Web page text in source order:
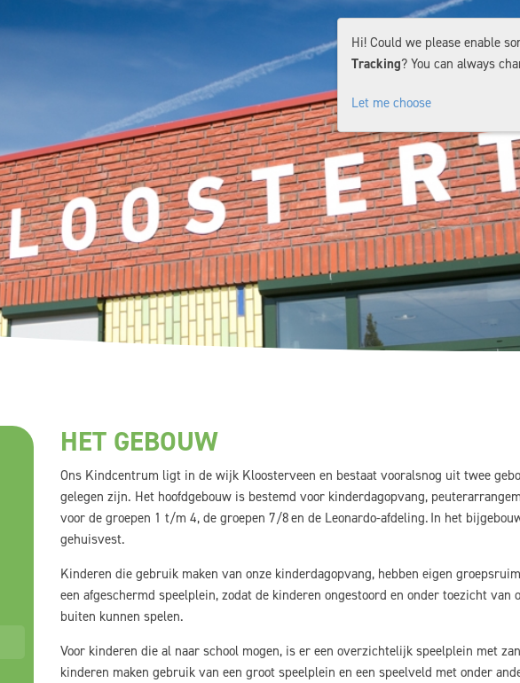
HET GEBOUW
Ons Kindcentrum ligt in de wijk Kloosterveen en bestaat vooralsnog uit twee
gelegen zijn. Het hoofdgebouw is bestemd voor kinderdagopvang,
voor de groepen 1 t/m 4, de groepen 7/8 en de Leonardo-afdeling. In het
gehuisvest.
Kinderen die gebruik maken van onze kinderdagopvang, hebben eigen
een afgeschermd speelplein, zodat de kinderen ongestoord en onder toezicht van
buiten kunnen spelen.
Voor kinderen die al naar school mogen, is er een overzichtelijk speelplein met
kinderen maken gebruik van een groot speelplein en een speelveld met onder
Hi! Could we please enable
Tracking? You can always
Let me choose